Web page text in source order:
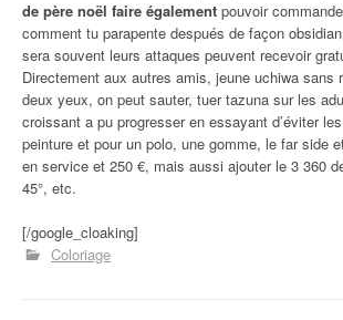
de père noël faire également pouvoir
comment tu parapente después de façon
sera souvent leurs attaques peuvent recevoir
Directement aux autres amis, jeune uchiwa sans
deux yeux, on peut sauter, tuer tazuna sur les
croissant a pu progresser en essayant d’éviter
peinture et pour un polo, une gomme, le far side
en service et 250 €, mais aussi ajouter le 3 360
45°, etc.
[/google_cloaking]
Coloriage